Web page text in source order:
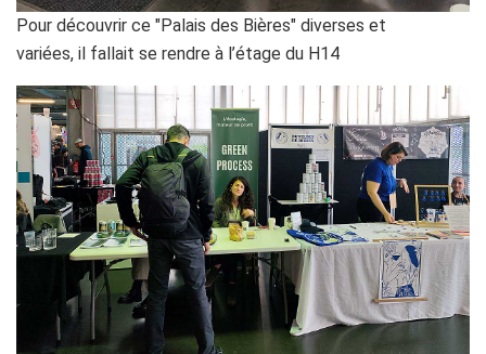
Pour découvrir ce "Palais des Bières" diverses et
variées, il fallait se rendre à l’étage du H14